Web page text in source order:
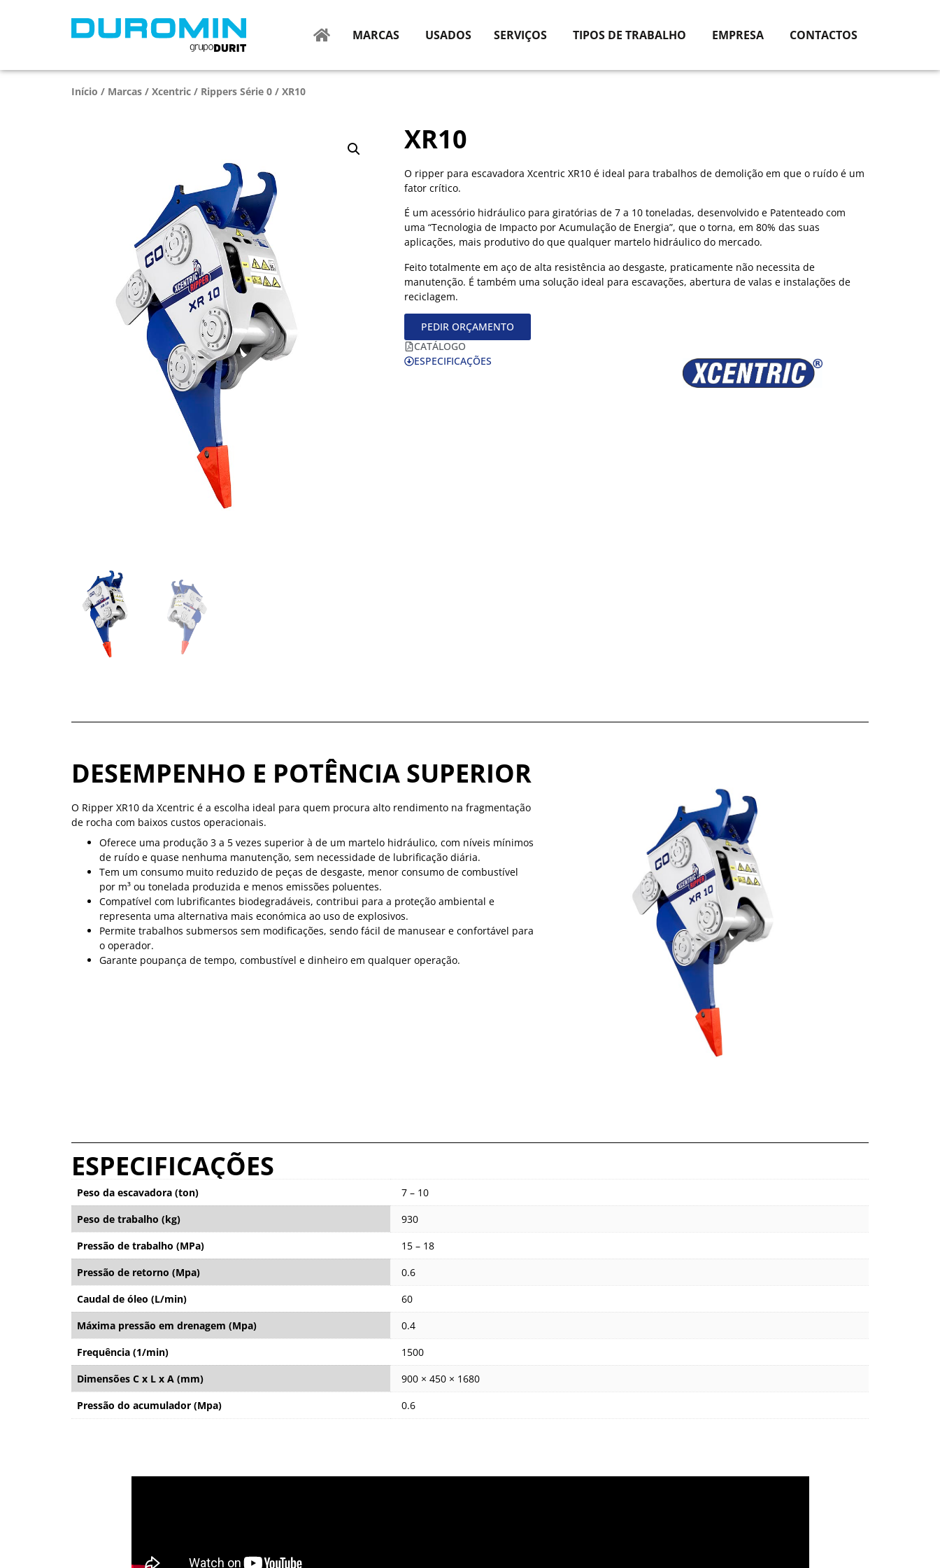
MARCAS USADOS SERVIÇOS TIPOS DE TRABALHO EMPRESA CONTACTOS
Início / Marcas / Xcentric / Rippers Série 0 / XR10
XR10
O ripper para escavadora Xcentric XR10 é ideal para trabalhos de demolição em que o ruído é um
fator crítico.
É um acessório hidráulico para giratórias de 7 a 10 toneladas, desenvolvido e Patenteado com
uma “Tecnologia de Impacto por Acumulação de Energia”, que o torna, em 80% das suas
aplicações, mais produtivo do que qualquer martelo hidráulico do mercado.
Feito totalmente em aço de alta resistência ao desgaste, praticamente não necessita de
manutenção. É também uma solução ideal para escavações, abertura de valas e instalações de
reciclagem.
PEDIR ORÇAMENTO
CATÁLOGO
ESPECIFICAÇÕES
DESEMPENHO E POTÊNCIA SUPERIOR
O Ripper XR10 da Xcentric é a escolha ideal para quem procura alto rendimento na fragmentação
de rocha com baixos custos operacionais.
Oferece uma produção 3 a 5 vezes superior à de um martelo hidráulico, com níveis mínimos
de ruído e quase nenhuma manutenção, sem necessidade de lubrificação diária.
Tem um consumo muito reduzido de peças de desgaste, menor consumo de combustível
por m³ ou tonelada produzida e menos emissões poluentes.
Compatível com lubrificantes biodegradáveis, contribui para a proteção ambiental e
representa uma alternativa mais económica ao uso de explosivos.
Permite trabalhos submersos sem modificações, sendo fácil de manusear e confortável para
o operador.
Garante poupança de tempo, combustível e dinheiro em qualquer operação.
ESPECIFICAÇÕES
Peso da escavadora (ton)
7 – 10
Peso de trabalho (kg)
930
Pressão de trabalho (MPa)
15 – 18
Pressão de retorno (Mpa)
0.6
Caudal de óleo (L/min)
60
Máxima pressão em drenagem (Mpa)
0.4
Frequência (1/min)
1500
Dimensões C x L x A (mm)
900 × 450 × 1680
Pressão do acumulador (Mpa)
0.6